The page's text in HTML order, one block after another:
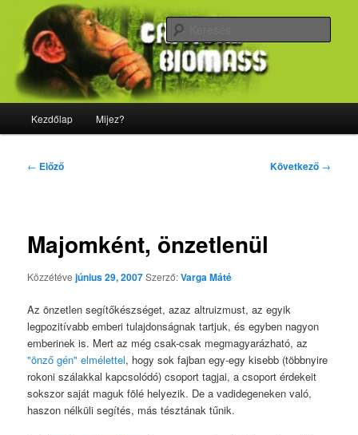
elsődleges
tartalomraCriticalBiomass
Majdnem minden, ami biológia
Kezdőlap Mijez?
Bejegyzés
← Előző Következő →
Majomként, önzetlenül
Közzétévejúnius 29, 2007Szerző:Varga Máté
Az önzetlen segítőkészséget, azaz altruizmust, az egyik
legpozitívabb emberi tulajdonságnak tartjuk, és egyben nagyon
emberinek is. Mert az még csak-csak megmagyarázható, az
"önző gén" elmélettel, hogy sok fajban egy-egy kisebb (többnyire
rokoni szálakkal kapcsolódó) csoport tagjai, a csoport érdekeit
sokszor saját maguk fölé helyezik. De a vadidegeneken való,
haszon nélküli segítés, más tésztának tűnik.